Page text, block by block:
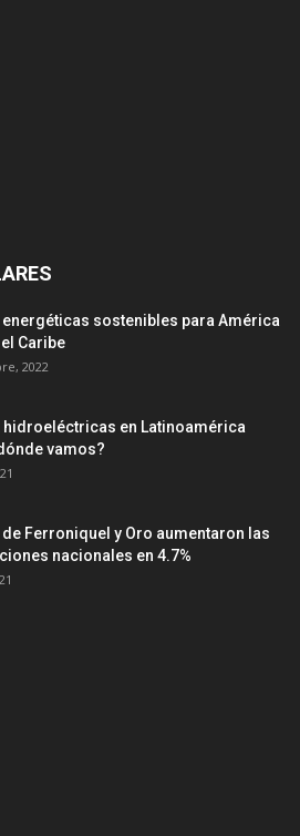
energéticas sostenibles para América
Caribe
2022
hidroeléctricas en Latinoamérica
vamos?
Ferroniquel y Oro aumentaron las
nacionales en 4.7%